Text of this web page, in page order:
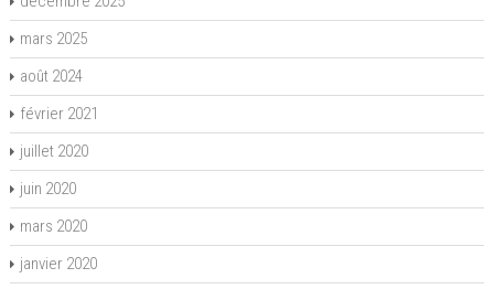
mars 2025
août 2024
février 2021
juillet 2020
juin 2020
mars 2020
janvier 2020